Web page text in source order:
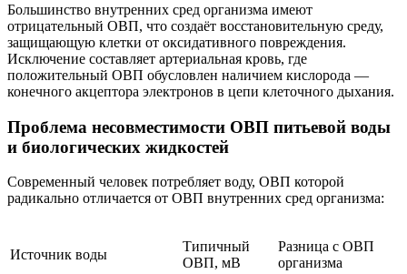
Большинство внутренних сред организма имеют
отрицательный ОВП, что создаёт восстановительную среду,
защищающую клетки от оксидативного повреждения.
Исключение составляет артериальная кровь, где
положительный ОВП обусловлен наличием кислорода —
конечного акцептора электронов в цепи клеточного дыхания.
Проблема несовместимости ОВП питьевой воды
и биологических жидкостей
Современный человек потребляет воду, ОВП которой
радикально отличается от ОВП внутренних сред организма:
Источник воды
Типичный
ОВП, мВ
Разница с ОВП
организма